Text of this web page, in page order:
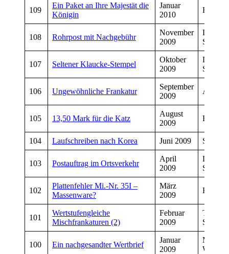
109
Ein Paket an Ihre Majestät die
Königin
Januar
2010
Ralf
108 Rohrpost mit Nachgebühr
November
2009
Dirk
107 Seltener Klaucke-Stempel
Oktober
2009
Dirk
106 Ungewöhnliche Frankatur
September
2009
Axel
105 13,50 Mark für die Katz
August
2009
Ralf
104 Laufschreiben nach Korea Juni 2009 Silvio
103 Postauftrag im Ortsverkehr
April
2009
Dirk
102
Plattenfehler Mi.-Nr. 35I –
Massenware?
März
2009
Herbert
101
Wertstufengleiche
Mischfrankaturen (2)
Februar
2009
Thomas
Schulz
100 Ein nachgesandter Wertbrief
Januar
2009